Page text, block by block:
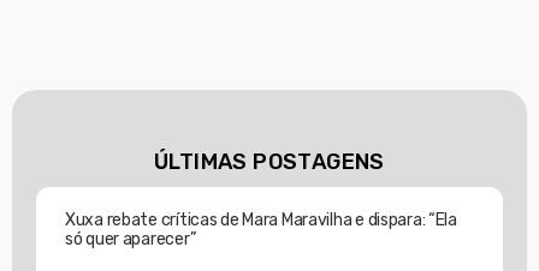
ÚLTIMAS POSTAGENS
Xuxa rebate críticas de Mara Maravilha e dispara: “Ela
só quer aparecer”